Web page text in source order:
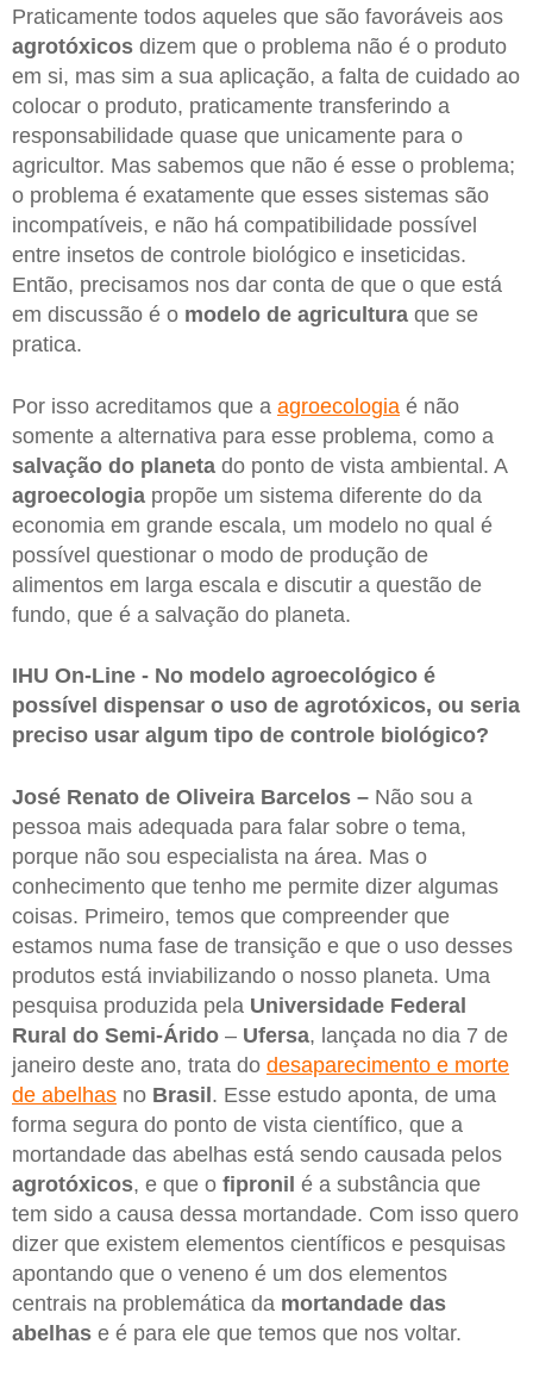
Praticamente todos aqueles que são favoráveis aos
agrotóxicos dizem que o problema não é o produto
em si, mas sim a sua aplicação, a falta de cuidado ao
colocar o produto, praticamente transferindo a
responsabilidade quase que unicamente para o
agricultor. Mas sabemos que não é esse o problema;
o problema é exatamente que esses sistemas são
incompatíveis, e não há compatibilidade possível
entre insetos de controle biológico e inseticidas.
Então, precisamos nos dar conta de que o que está
em discussão é o modelo de agricultura que se
pratica.
Por isso acreditamos que a agroecologia é não
somente a alternativa para esse problema, como a
salvação do planeta do ponto de vista ambiental. A
agroecologia propõe um sistema diferente do da
economia em grande escala, um modelo no qual é
possível questionar o modo de produção de
alimentos em larga escala e discutir a questão de
fundo, que é a salvação do planeta.
IHU On-Line - No modelo agroecológico é
possível dispensar o uso de agrotóxicos, ou seria
preciso usar algum tipo de controle biológico?
José Renato de Oliveira Barcelos – Não sou a
pessoa mais adequada para falar sobre o tema,
porque não sou especialista na área. Mas o
conhecimento que tenho me permite dizer algumas
coisas. Primeiro, temos que compreender que
estamos numa fase de transição e que o uso desses
produtos está inviabilizando o nosso planeta. Uma
pesquisa produzida pela Universidade Federal
Rural do Semi-Árido – Ufersa, lançada no dia 7 de
janeiro deste ano, trata do desaparecimento e morte
de abelhas no Brasil . Esse estudo aponta, de uma
forma segura do ponto de vista científico, que a
mortandade das abelhas está sendo causada pelos
agrotóxicos, e que o fipronil é a substância que
tem sido a causa dessa mortandade. Com isso quero
dizer que existem elementos científicos e pesquisas
apontando que o veneno é um dos elementos
centrais na problemática da mortandade das
abelhas e é para ele que temos que nos voltar.